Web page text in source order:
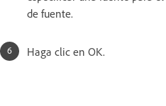
de fuente.
Haga clic en OK.